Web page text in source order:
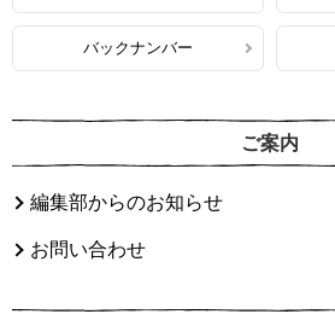
バックナンバー
ご案内
編集部からのお知らせ
お問い合わせ